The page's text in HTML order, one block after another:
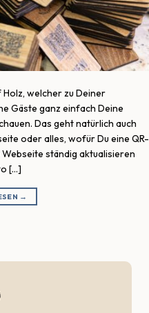
welcher zu Deiner
Gäste ganz einfach Deine
Das geht natürlich auch
oder alles, wofür Du eine QR-
ständig aktualisieren
[…]
→